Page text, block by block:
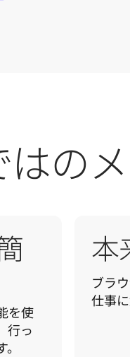
はの
を使
行っ
本
ブラ
仕事